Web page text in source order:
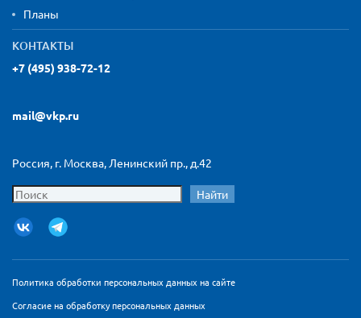
Планы
КОНТАКТЫ
+7 (495) 938-72-12
mail@vkp.ru
Россия, г. Москва, Ленинский пр., д.42
Найти
Политика обработки персональных данных на сайте
Согласие на обработку персональных данных